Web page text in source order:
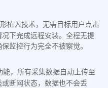
植入技术，无需目标用户点击
下完成远程安装。全程无提
监控行为完全不被察觉。
，所有采集数据自动上传至
断网状态，数据也不会丢